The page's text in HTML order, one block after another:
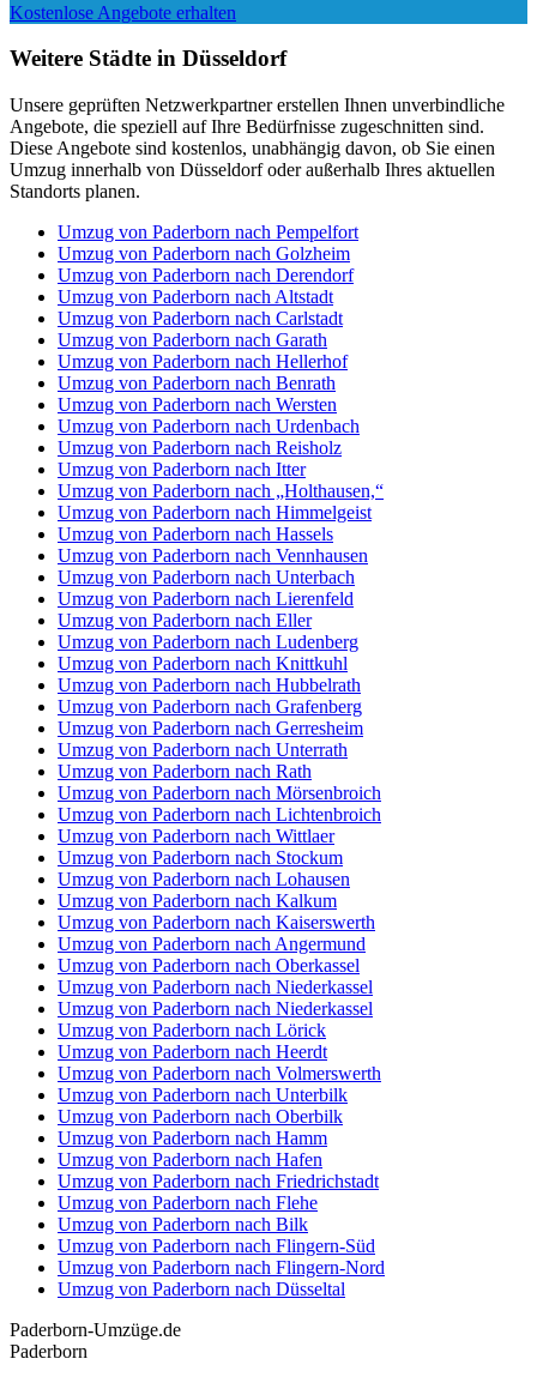
Kostenlose Angebote erhalten
Weitere Städte in Düsseldorf
Unsere geprüften Netzwerkpartner erstellen Ihnen unverbindliche
Angebote, die speziell auf Ihre Bedürfnisse zugeschnitten sind.
Diese Angebote sind kostenlos, unabhängig davon, ob Sie einen
Umzug innerhalb von Düsseldorf oder außerhalb Ihres aktuellen
Standorts planen.
Umzug von Paderborn nach Pempelfort
Umzug von Paderborn nach Golzheim
Umzug von Paderborn nach Derendorf
Umzug von Paderborn nach Altstadt
Umzug von Paderborn nach Carlstadt
Umzug von Paderborn nach Garath
Umzug von Paderborn nach Hellerhof
Umzug von Paderborn nach Benrath
Umzug von Paderborn nach Wersten
Umzug von Paderborn nach Urdenbach
Umzug von Paderborn nach Reisholz
Umzug von Paderborn nach Itter
Umzug von Paderborn nach „Holthausen,“
Umzug von Paderborn nach Himmelgeist
Umzug von Paderborn nach Hassels
Umzug von Paderborn nach Vennhausen
Umzug von Paderborn nach Unterbach
Umzug von Paderborn nach Lierenfeld
Umzug von Paderborn nach Eller
Umzug von Paderborn nach Ludenberg
Umzug von Paderborn nach Knittkuhl
Umzug von Paderborn nach Hubbelrath
Umzug von Paderborn nach Grafenberg
Umzug von Paderborn nach Gerresheim
Umzug von Paderborn nach Unterrath
Umzug von Paderborn nach Rath
Umzug von Paderborn nach Mörsenbroich
Umzug von Paderborn nach Lichtenbroich
Umzug von Paderborn nach Wittlaer
Umzug von Paderborn nach Stockum
Umzug von Paderborn nach Lohausen
Umzug von Paderborn nach Kalkum
Umzug von Paderborn nach Kaiserswerth
Umzug von Paderborn nach Angermund
Umzug von Paderborn nach Oberkassel
Umzug von Paderborn nach Niederkassel
Umzug von Paderborn nach Niederkassel
Umzug von Paderborn nach Lörick
Umzug von Paderborn nach Heerdt
Umzug von Paderborn nach Volmerswerth
Umzug von Paderborn nach Unterbilk
Umzug von Paderborn nach Oberbilk
Umzug von Paderborn nach Hamm
Umzug von Paderborn nach Hafen
Umzug von Paderborn nach Friedrichstadt
Umzug von Paderborn nach Flehe
Umzug von Paderborn nach Bilk
Umzug von Paderborn nach Flingern-Süd
Umzug von Paderborn nach Flingern-Nord
Umzug von Paderborn nach Düsseltal
Paderborn-Umzüge.de
Paderborn